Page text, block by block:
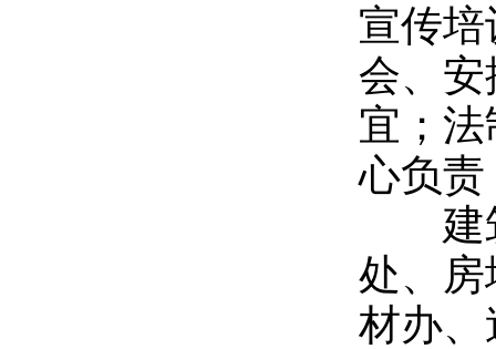
宣传
会、
宜；
心负
建筑
处、
材办